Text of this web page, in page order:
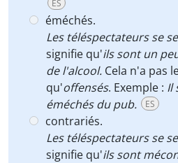
ES
éméchés.
Les téléspectateurs se
signifie qu'ils sont un
de l'alcool. Cela n'a pas
qu'offensés. Exemple : Il
éméchés du pub.
ES
contrariés.
Les téléspectateurs se
signifie qu'ils sont